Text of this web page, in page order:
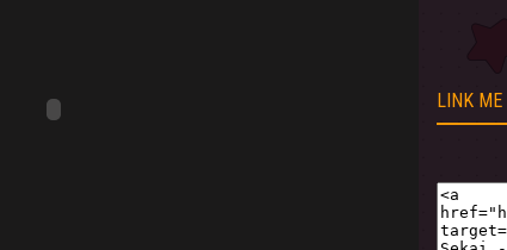
LINK ME